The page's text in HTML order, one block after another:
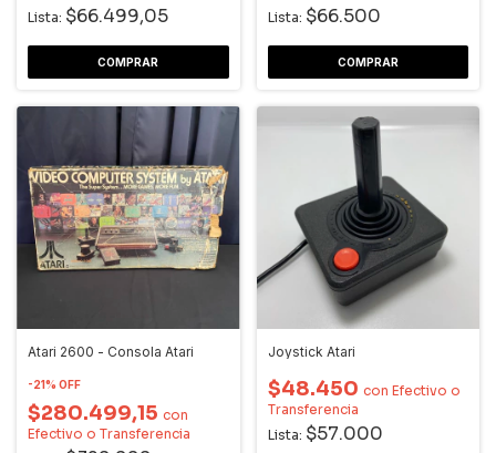
Lista: $66.499,05 Lista: $66.500
Atari 2600 - Consola Atari
-21% OFF
$280.499,15 con
Efectivo o Transferencia
Joystick Atari
$48.450 con Efectivo o
Transferencia
Lista: $57.000